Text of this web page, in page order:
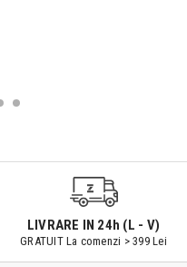
LIVRARE IN 24h (L - V)
GRATUIT La comenzi > 399 Lei